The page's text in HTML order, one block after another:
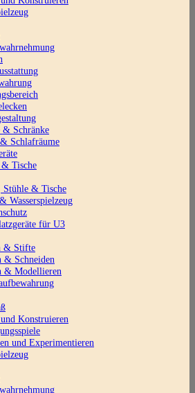
& Schränke
Schlafräume
Tische
Stühle & Tische
Wasserspielzeug
für U3
& Stifte
& Schneiden
& Modellieren
Konstruieren
und Experimentieren